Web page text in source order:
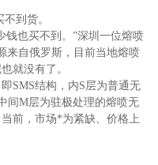
到货。
钱也买不到。”深圳一位熔喷
来自俄罗斯，目前当地熔喷
就没有了。
SMS结构，内S层为普通无
间M层为驻极处理的熔喷无
前，市场*为紧缺、价格上